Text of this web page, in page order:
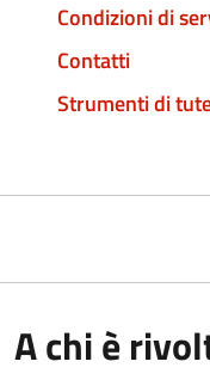
Condizioni di
Contatti
Strumenti di
A chi è